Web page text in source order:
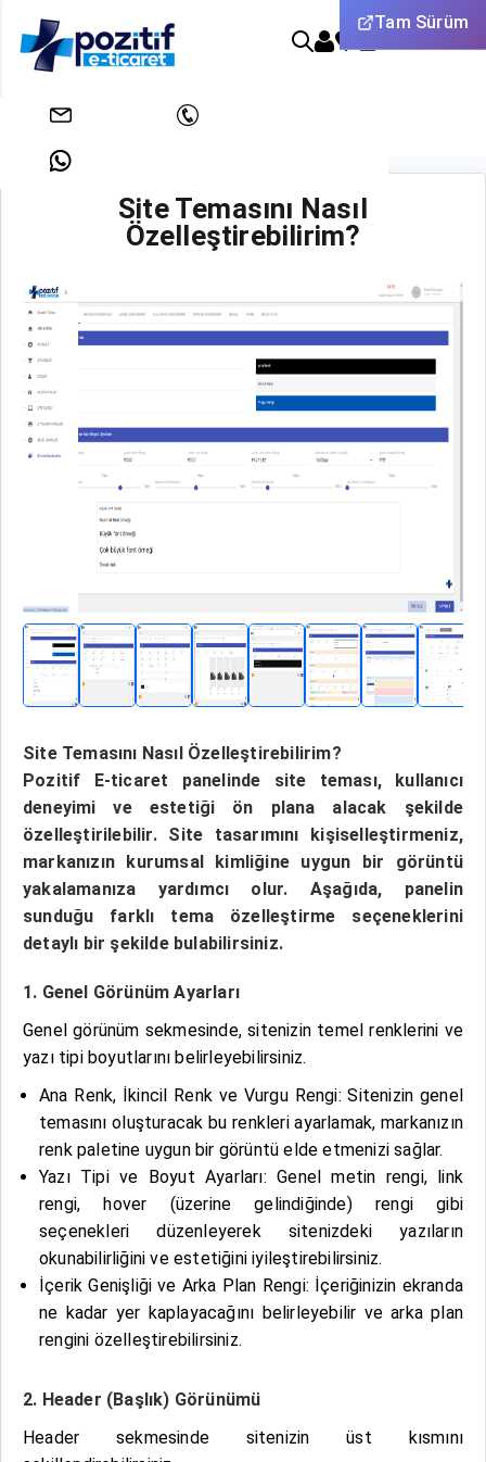
Tam Sürüm
info@pozitifeticaret.com
+905312631824
0
Site Temasını Nasıl
Özelleştirebilirim?
Site Temasını Nasıl Özelleştirebilirim?
Pozitif E-ticaret panelinde site teması, kullanıcı
deneyimi ve estetiği ön plana alacak şekilde
özelleştirilebilir. Site tasarımını kişiselleştirmeniz,
markanızın kurumsal kimliğine uygun bir görüntü
yakalamanıza yardımcı olur. Aşağıda, panelin
sunduğu farklı tema özelleştirme seçeneklerini
detaylı bir şekilde bulabilirsiniz.
1. Genel Görünüm Ayarları
Genel görünüm sekmesinde, sitenizin temel renklerini ve
yazı tipi boyutlarını belirleyebilirsiniz.
Ana Renk, İkincil Renk ve Vurgu Rengi: Sitenizin genel
temasını oluşturacak bu renkleri ayarlamak, markanızın
renk paletine uygun bir görüntü elde etmenizi sağlar.
Yazı Tipi ve Boyut Ayarları: Genel metin rengi, link
rengi, hover (üzerine gelindiğinde) rengi gibi
seçenekleri düzenleyerek sitenizdeki yazıların
okunabilirliğini ve estetiğini iyileştirebilirsiniz.
İçerik Genişliği ve Arka Plan Rengi: İçeriğinizin ekranda
ne kadar yer kaplayacağını belirleyebilir ve arka plan
rengini özelleştirebilirsiniz.
2. Header (Başlık) Görünümü
Header sekmesinde sitenizin üst kısmını